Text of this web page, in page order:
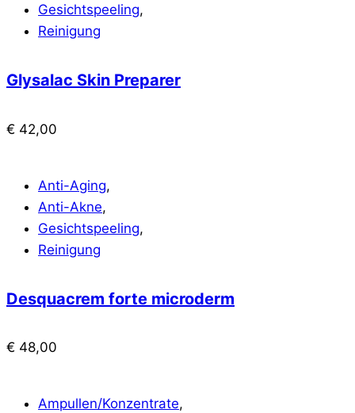
Gesichtspeeling,
Reinigung
Glysalac Skin Preparer
€ 42,00
Anti-Aging,
Anti-Akne,
Gesichtspeeling,
Reinigung
Desquacrem forte microderm
€ 48,00
Ampullen/Konzentrate,